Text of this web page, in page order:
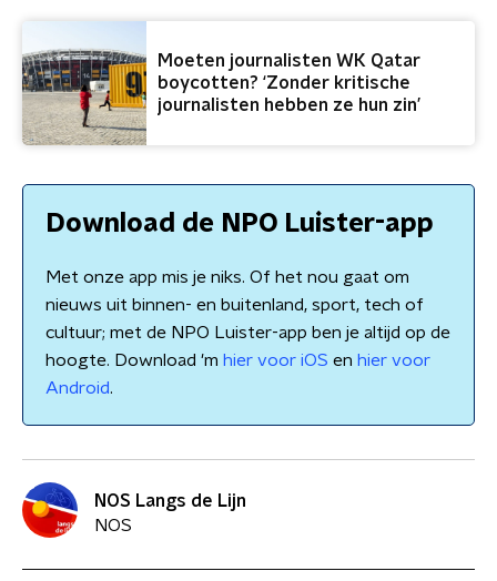
Moeten journalisten WK Qatar
boycotten? ‘Zonder kritische
journalisten hebben ze hun zin’
Download de NPO Luister-app
Met onze app mis je niks. Of het nou gaat om
nieuws uit binnen- en buitenland, sport, tech of
cultuur; met de NPO Luister-app ben je altijd op de
hoogte. Download 'm hier voor iOS en hier voor
Android.
NOS Langs de Lijn
NOS